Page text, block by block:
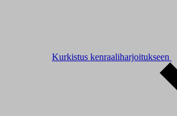
Kurkistus kenraaliharjoitukseen